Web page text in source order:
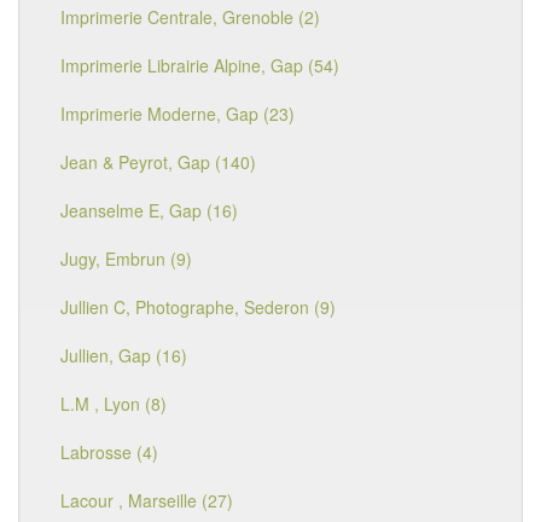
Imprimerie Centrale, Grenoble (2)
Imprimerie Librairie Alpine, Gap (54)
Imprimerie Moderne, Gap (23)
Jean & Peyrot, Gap (140)
Jeanselme E, Gap (16)
Jugy, Embrun (9)
Jullien C, Photographe, Sederon (9)
Jullien, Gap (16)
L.M , Lyon (8)
Labrosse (4)
Lacour , Marseille (27)